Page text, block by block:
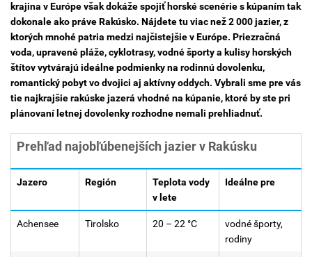
krajina v Európe však dokáže spojiť horské scenérie s kúpaním tak
dokonale ako práve Rakúsko. Nájdete tu viac než 2 000 jazier, z
ktorých mnohé patria medzi najčistejšie v Európe. Priezračná
voda, upravené pláže, cyklotrasy, vodné športy a kulisy horských
štítov vytvárajú ideálne podmienky na rodinnú dovolenku,
romantický pobyt vo dvojici aj aktívny oddych. Vybrali sme pre vás
tie najkrajšie rakúske jazerá vhodné na kúpanie, ktoré by ste pri
plánovaní letnej dovolenky rozhodne nemali prehliadnuť.
Prehľad najobľúbenejších jazier v Rakúsku
Jazero Región
Teplota vody
v lete
Ideálne pre
Achensee Tirolsko 20 – 22 °C
vodné športy,
rodiny